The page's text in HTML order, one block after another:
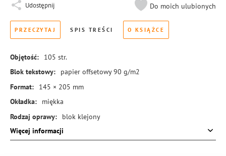
Udostępnij Do moich ulubionych
PRZECZYTAJ SPIS TREŚCI O KSIĄŻCE
Objętość: 105 str.
Blok tekstowy:
papier offsetowy 90 g/m2
Format:
145 × 205 mm
Okładka:
miękka
Rodzaj oprawy:
blok klejony
ISBN:
978-83-8273-007-4
Więcej informacji